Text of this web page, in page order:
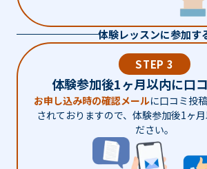
体験レッスンに参加す
STEP 3
体験参加後1ヶ月以内に口
お申し込み時の確認メールに口コミ投
されておりますので、体験参加後1ヶ
ださい。